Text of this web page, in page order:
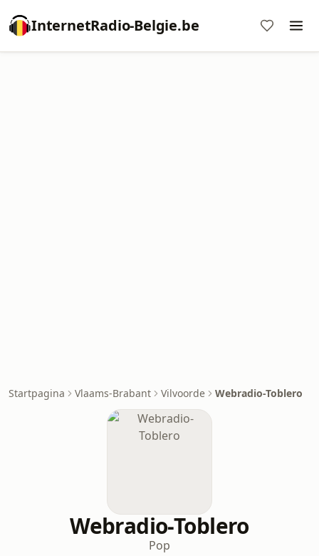
InternetRadio-Belgie.be
Startpagina Vlaams-Brabant Vilvoorde Webradio-Toblero
Webradio-Toblero
Pop